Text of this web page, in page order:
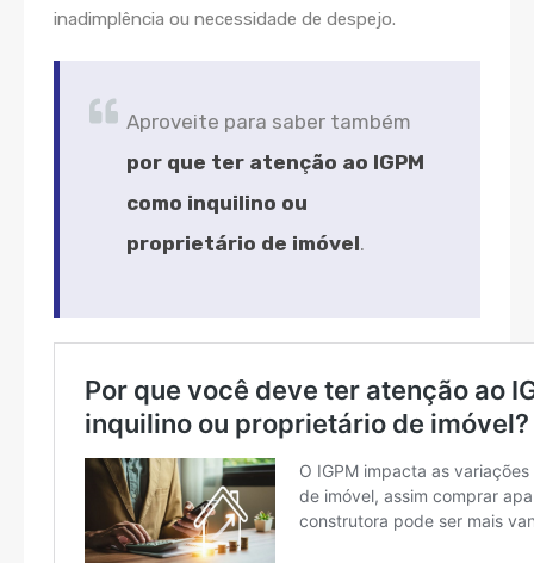
inadimplência ou necessidade de despejo.
Aproveite para saber também
por que ter atenção ao IGPM
como inquilino ou
proprietário de imóvel.